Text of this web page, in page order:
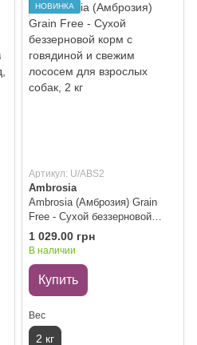
НОВИНКА
Артикул: U/ABS2
Ambrosia
Ambrosia (Амброзия) Grain
Free - Сухой беззерновой
корм с говядиной и свежим
лососем для взрослых собак,
1 029.00 грн
В наличии
Купить
Вес
2 кг